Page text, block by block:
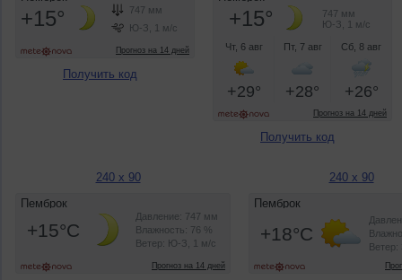
Получить код
Получить код
240 x 90 240 x 90